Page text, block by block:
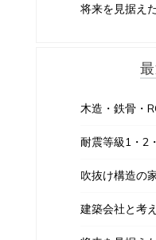
将来を見据え
木造・鉄骨・
耐震等級1・2
吹抜け構造の
建築会社と考